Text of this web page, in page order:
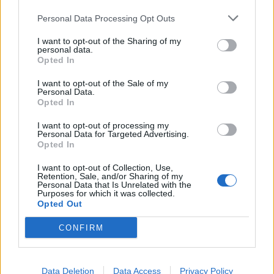
Personal Data Processing Opt Outs
I want to opt-out of the Sharing of my
personal data.
Opted In
I want to opt-out of the Sale of my
Personal Data.
Opted In
I want to opt-out of processing my
Personal Data for Targeted Advertising.
Opted In
I want to opt-out of Collection, Use,
Retention, Sale, and/or Sharing of my
Personal Data that Is Unrelated with the
Purposes for which it was collected.
Opted Out
CONFIRM
Data Deletion Data Access Privacy Policy
KATEGORIJE Kronika
Sorodno
ostal brez nahrbtnika in osebnih
predmetov
6. avgust 2026
Nova ljubezenska prevara: Občanka
ostala brez več kot 27.000 evrov